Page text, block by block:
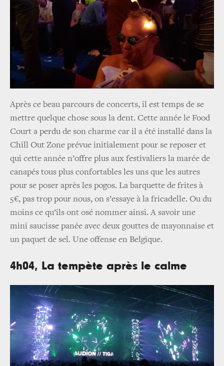
Après ce beau parcours de concerts, il est temps de se
mettre quelque chose sous la dent. Cette année le Food
Court a perdu de son charme car il a été installé dans la
Chill Out Zone prévue initialement pour se reposer et
qui cette année n’offre plus aux festivaliers la marée de
canapés tous plus confortables les uns que les autres
pour se poser après les pogos. La barquette de frites à
5€, pas trop pour nous, on s’essaye à la fricadelle. Ou du
moins ce qu’ils ont osé nommer ainsi. A savoir une
mini saucisse panée avec deux gouttes de mayonnaise et
un paquet de sel. Une offense en Belgique.
4h04, La tempète après le calme